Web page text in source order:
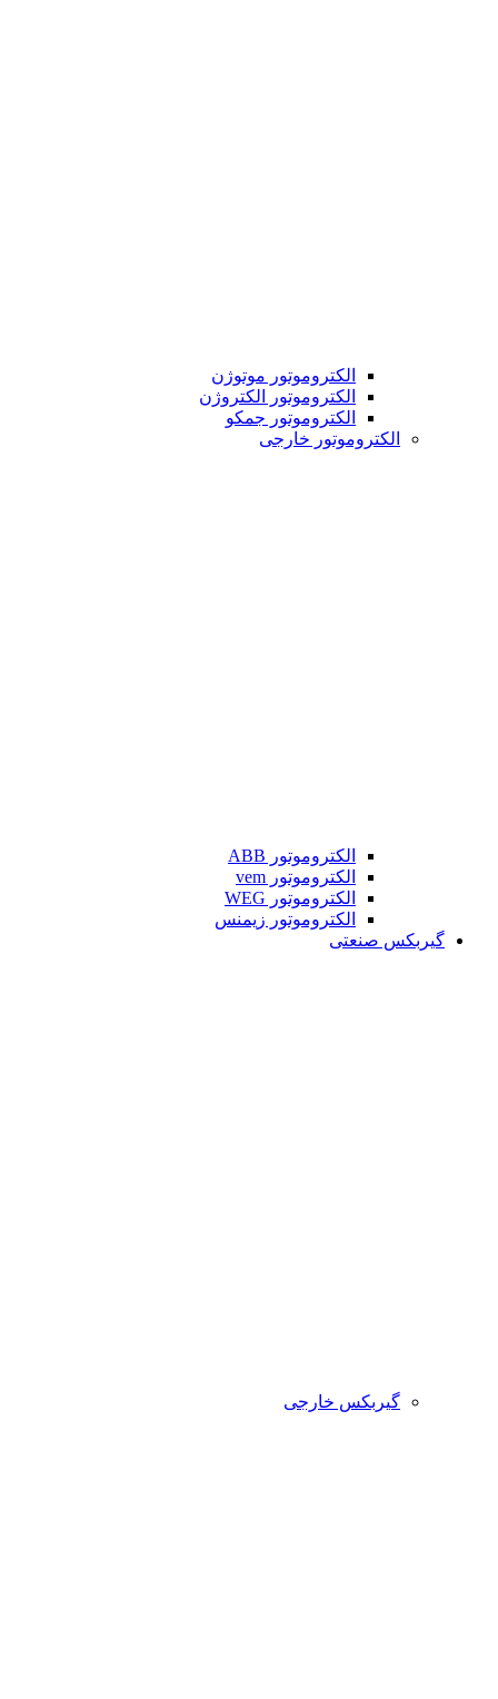
الکتروموتور موتوژن
الکتروموتور الکتروژن
الکتروموتور جمکو
الکتروموتور خارجی
الکتروموتور ABB
الکتروموتور vem
الکتروموتور WEG
الکتروموتور زیمنس
گیربکس صنعتی
گیربکس خارجی